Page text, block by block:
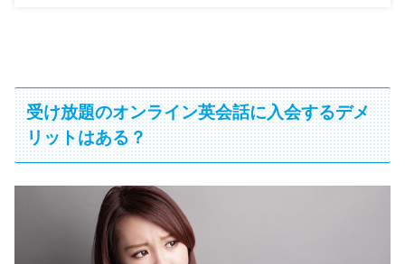
受け放題のオンライン英会話に入会するデメ
リットはある？